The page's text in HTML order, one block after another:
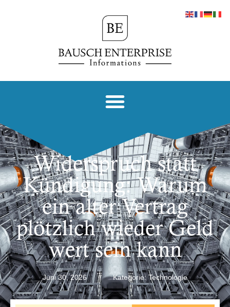
Widerspruch statt
Kündigung: Warum
ein alter Vertrag
plötzlich wieder Geld
wert sein kann
Juni 30, 2026 Kategorie: Technologie